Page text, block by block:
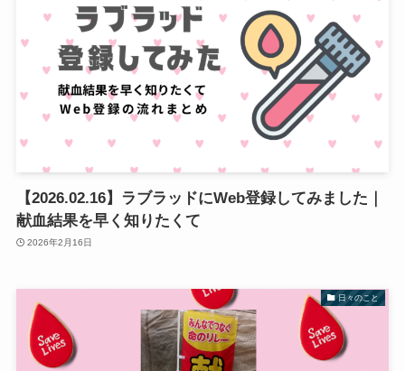
【2026.02.16】ラブラッドにWeb登録してみました｜
献血結果を早く知りたくて
2026年2月16日
日々のこと